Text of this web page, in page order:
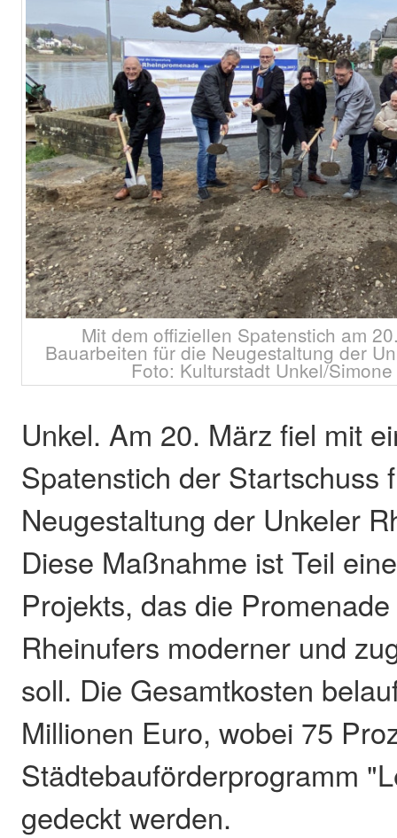
Mit dem offiziellen Spatenstich am
Bauarbeiten für die Neugestaltung der
Foto: Kulturstadt Unkel/
Unkel. Am 20. März fiel mit
Spatenstich der Startschuss
Neugestaltung der Unkeler
Diese Maßnahme ist Teil
Projekts, das die
Rheinufers moderner und
soll. Die Gesamtkosten
Millionen Euro, wobei 75
Städtebauförderprogramm
gedeckt werden.